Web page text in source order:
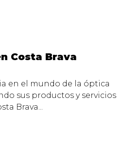
Costa Brava
en el mundo de la óptica
sus productos y servicios
Brava...